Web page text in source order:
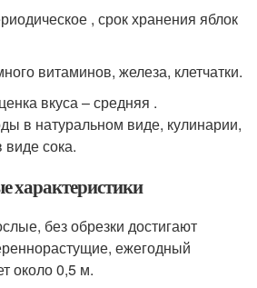
, срок хранения яблок
витаминов, железа, клетчатки.
вкуса – средняя .
в натуральном виде, кулинарии,
виде сока.
характеристики
без обрезки достигают
ежегодный
около 0,5 м.